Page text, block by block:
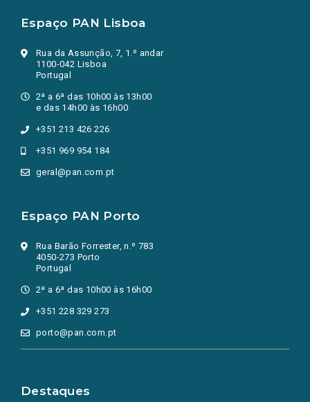
Espaço PAN Lisboa
Rua da Assunção, 7, 1.º andar
1100-042 Lisboa
Portugal
2ª a 6ª das 10h00 às 13h00
e das 14h00 às 16h00
+351 213 426 226
+351 969 954 184
geral@pan.com.pt
Espaço PAN Porto
Rua Barão Forrester, n.º 783
4050-273 Porto
Portugal
2ª a 6ª das 10h00 às 16h00
+351 228 329 273
porto@pan.com.pt
Destaques